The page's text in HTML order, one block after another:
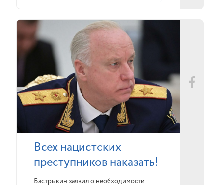
Всех нацистских
преступников наказать!
Бастрыкин заявил о необходимости